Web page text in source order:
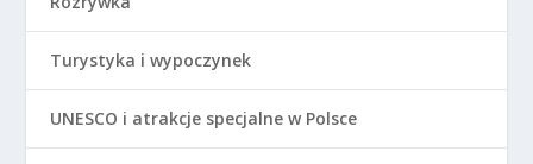
Turystyka i wypoczynek
UNESCO i atrakcje specjalne w Polsce